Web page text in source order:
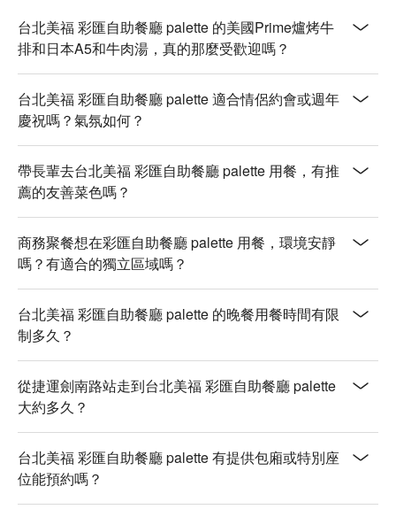
台北美福 彩匯自助餐廳 palette 的美國Prime爐烤牛
排和日本A5和牛肉湯，真的那麼受歡迎嗎？
台北美福 彩匯自助餐廳 palette 適合情侶約會或週年
慶祝嗎？氣氛如何？
帶長輩去台北美福 彩匯自助餐廳 palette 用餐，有推
薦的友善菜色嗎？
商務聚餐想在彩匯自助餐廳 palette 用餐，環境安靜
嗎？有適合的獨立區域嗎？
台北美福 彩匯自助餐廳 palette 的晚餐用餐時間有限
制多久？
從捷運劍南路站走到台北美福 彩匯自助餐廳 palette
大約多久？
台北美福 彩匯自助餐廳 palette 有提供包廂或特別座
位能預約嗎？